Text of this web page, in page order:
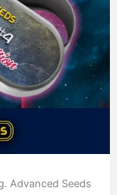
Advanced Seeds